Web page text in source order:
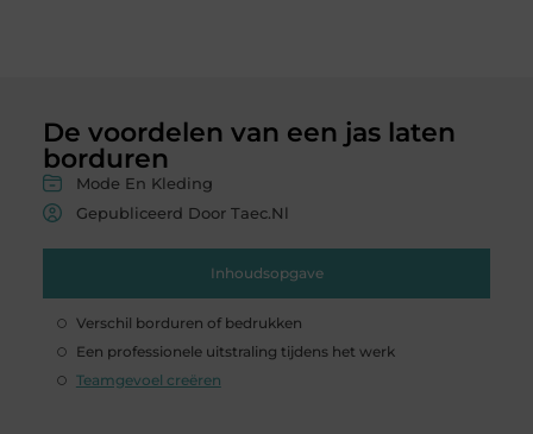
De voordelen van een jas laten
borduren
Mode En Kleding
Gepubliceerd Door Taec.nl
Inhoudsopgave
Verschil borduren of bedrukken
Een professionele uitstraling tijdens het werk
Teamgevoel creëren